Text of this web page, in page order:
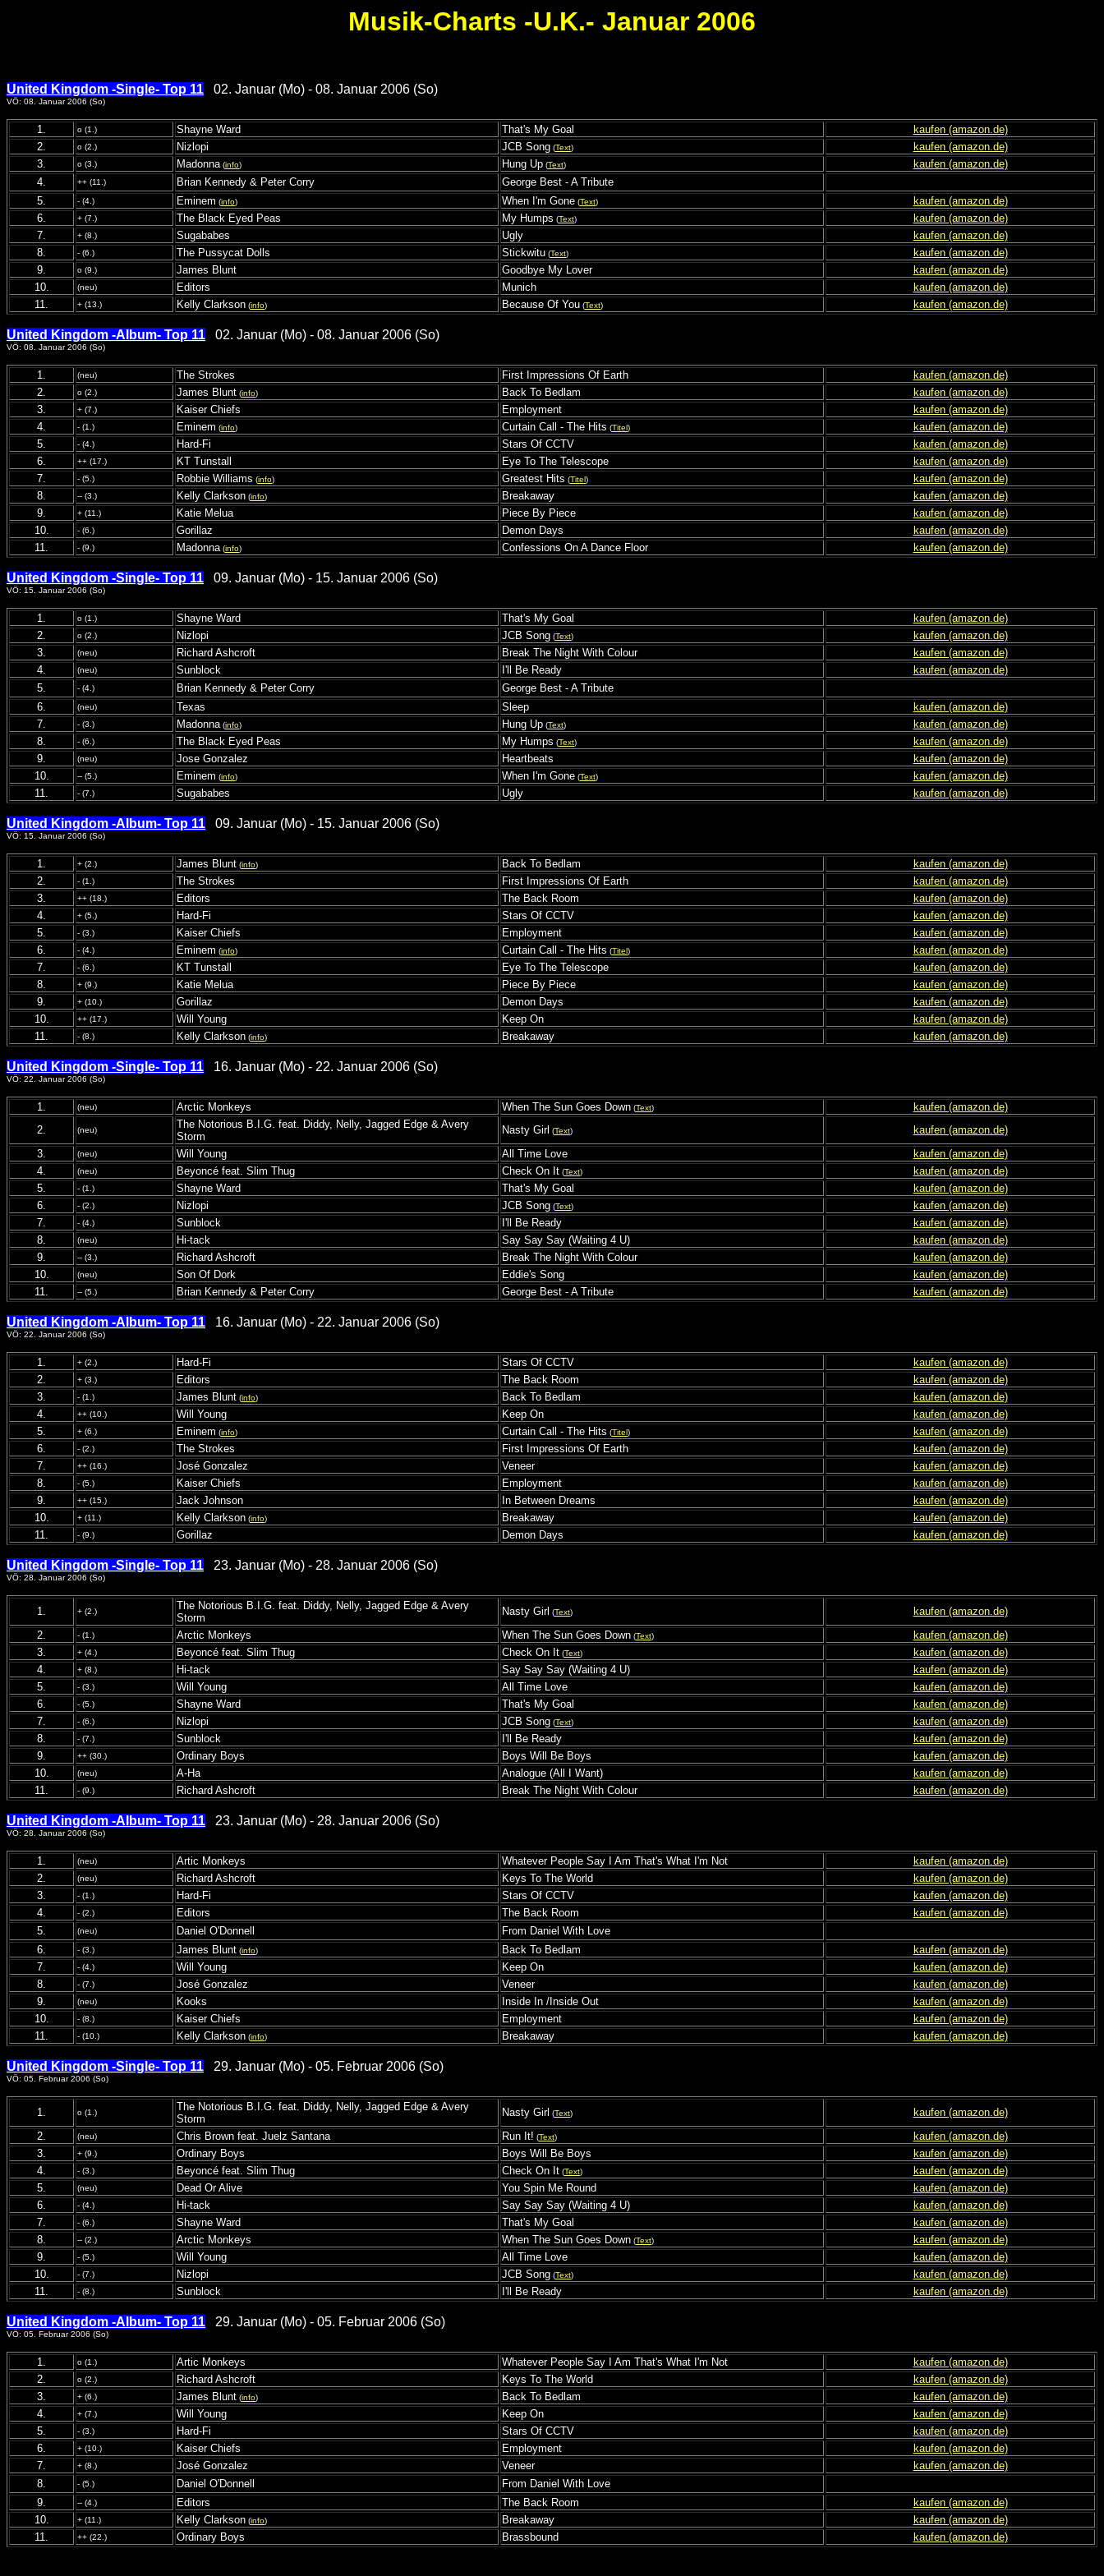
Musik-Charts -U.K.- Januar 2006
United Kingdom -Single- Top 11 02. Januar (Mo) - 08. Januar 2006 (So)
VÖ: 08. Januar 2006 (So)
1. o (1.) Shayne Ward That's My Goal
kaufen (amazon.de)
2.
o (2.) Nizlopi JCB Song (Text)
kaufen (amazon.de)
3.
o (3.) Madonna(info) Hung Up (Text)
kaufen (amazon.de)
4.
++ (11.) Brian Kennedy & Peter Corry
George Best - A Tribute
5.
- (4.) Eminem (info) When I'm Gone (Text)
kaufen (amazon.de)
6.
+ (7.) The Black Eyed Peas My Humps (Text)
kaufen (amazon.de)
7.
+ (8.) Sugababes Ugly
kaufen (amazon.de)
8.
- (6.) The Pussycat Dolls Stickwitu (Text)
kaufen (amazon.de)
9.
o (9.) James Blunt Goodbye My Lover
kaufen (amazon.de)
10.
(neu) Editors Munich
kaufen (amazon.de)
11.
+ (13.) Kelly Clarkson (info) Because Of You (Text) kaufen (amazon.de)
United Kingdom -Album- Top 11 02. Januar (Mo) - 08. Januar 2006 (So)
VÖ: 08. Januar 2006 (So)
1. (neu) The Strokes First Impressions Of Earth
kaufen (amazon.de)
2.
o (2.) James Blunt (info) Back To Bedlam
kaufen (amazon.de)
3.
+ (7.) Kaiser Chiefs Employment
kaufen (amazon.de)
4.
- (1.) Eminem (info) Curtain Call - The Hits (Titel )
kaufen (amazon.de)
5.
- (4.) Hard-Fi Stars Of CCTV
kaufen (amazon.de)
6.
++ (17.) KT Tunstall Eye To The Telescope
kaufen (amazon.de)
7.
- (5.) Robbie Williams (info) Greatest Hits (Titel )
kaufen (amazon.de)
8.
-- (3.) Kelly Clarkson (info) Breakaway
kaufen (amazon.de)
9.
+ (11.) Katie Melua Piece By Piece
kaufen (amazon.de)
10.
- (6.) Gorillaz Demon Days
kaufen (amazon.de)
11.
- (9.) Madonna(info) Confessions On A Dance Floor kaufen (amazon.de)
United Kingdom -Single- Top 11 09. Januar (Mo) - 15. Januar 2006 (So)
VÖ: 15. Januar 2006 (So)
1. o (1.) Shayne Ward That's My Goal
kaufen (amazon.de)
2.
o (2.) Nizlopi JCB Song (Text)
kaufen (amazon.de)
3.
(neu) Richard Ashcroft Break The Night With Colour
kaufen (amazon.de)
4.
(neu) Sunblock I'll Be Ready
kaufen (amazon.de)
5.
- (4.) Brian Kennedy & Peter Corry
George Best - A Tribute
6.
(neu) Texas Sleep
kaufen (amazon.de)
7.
- (3.) Madonna(info) Hung Up (Text)
kaufen (amazon.de)
8.
- (6.) The Black Eyed Peas My Humps (Text)
kaufen (amazon.de)
9.
(neu) Jose Gonzalez Heartbeats
kaufen (amazon.de)
10.
-- (5.) Eminem (info) When I'm Gone (Text)
kaufen (amazon.de)
11.
- (7.) Sugababes Ugly kaufen (amazon.de)
United Kingdom -Album- Top 11 09. Januar (Mo) - 15. Januar 2006 (So)
VÖ: 15. Januar 2006 (So)
1. + (2.) James Blunt (info) Back To Bedlam
kaufen (amazon.de)
2.
- (1.) The Strokes First Impressions Of Earth
kaufen (amazon.de)
3.
++ (18.) Editors The Back Room
kaufen (amazon.de)
4.
+ (5.) Hard-Fi Stars Of CCTV
kaufen (amazon.de)
5.
- (3.) Kaiser Chiefs Employment
kaufen (amazon.de)
6.
- (4.) Eminem (info) Curtain Call - The Hits (Titel )
kaufen (amazon.de)
7.
- (6.) KT Tunstall Eye To The Telescope
kaufen (amazon.de)
8.
+ (9.) Katie Melua Piece By Piece
kaufen (amazon.de)
9.
+ (10.) Gorillaz Demon Days
kaufen (amazon.de)
10.
++ (17.) Will Young Keep On
kaufen (amazon.de)
11.
- (8.) Kelly Clarkson (info) Breakaway kaufen (amazon.de)
United Kingdom -Single- Top 11 16. Januar (Mo) - 22. Januar 2006 (So)
VÖ: 22. Januar 2006 (So)
1. (neu) Arctic Monkeys When The Sun Goes Down (Text)
kaufen (amazon.de)
2.
(neu)
The Notorious B.I.G. feat. Diddy, Nelly, Jagged Edge & Avery
Storm
Nasty Girl (Text)
kaufen (amazon.de)
3.
(neu) Will Young All Time Love
kaufen (amazon.de)
4.
(neu) Beyoncé feat. Slim Thug Check On It (Text)
kaufen (amazon.de)
5.
- (1.) Shayne Ward That's My Goal
kaufen (amazon.de)
6.
- (2.) Nizlopi JCB Song (Text)
kaufen (amazon.de)
7.
- (4.) Sunblock I'll Be Ready
kaufen (amazon.de)
8.
(neu) Hi-tack Say Say Say (Waiting 4 U)
kaufen (amazon.de)
9.
-- (3.) Richard Ashcroft Break The Night With Colour
kaufen (amazon.de)
10.
(neu) Son Of Dork Eddie's Song
kaufen (amazon.de)
11.
-- (5.) Brian Kennedy & Peter Corry George Best - A Tribute kaufen (amazon.de)
United Kingdom -Album- Top 11 16. Januar (Mo) - 22. Januar 2006 (So)
VÖ: 22. Januar 2006 (So)
1. + (2.) Hard-Fi Stars Of CCTV
kaufen (amazon.de)
2.
+ (3.) Editors The Back Room
kaufen (amazon.de)
3.
- (1.) James Blunt (info) Back To Bedlam
kaufen (amazon.de)
4.
++ (10.) Will Young Keep On
kaufen (amazon.de)
5.
+ (6.) Eminem (info) Curtain Call - The Hits (Titel )
kaufen (amazon.de)
6.
- (2.) The Strokes First Impressions Of Earth
kaufen (amazon.de)
7.
++ (16.) José Gonzalez Veneer
kaufen (amazon.de)
8.
- (5.) Kaiser Chiefs Employment
kaufen (amazon.de)
9.
++ (15.) Jack Johnson In Between Dreams
kaufen (amazon.de)
10.
+ (11.) Kelly Clarkson (info) Breakaway
kaufen (amazon.de)
11.
- (9.) Gorillaz Demon Days kaufen (amazon.de)
United Kingdom -Single- Top 11 23. Januar (Mo) - 28. Januar 2006 (So)
VÖ: 28. Januar 2006 (So)
1. + (2.)
The Notorious B.I.G. feat. Diddy, Nelly, Jagged Edge & Avery
Storm
Nasty Girl (Text)
kaufen (amazon.de)
2.
- (1.) Arctic Monkeys When The Sun Goes Down (Text)
kaufen (amazon.de)
3.
+ (4.) Beyoncé feat. Slim Thug Check On It (Text)
kaufen (amazon.de)
4.
+ (8.) Hi-tack Say Say Say (Waiting 4 U)
kaufen (amazon.de)
5.
- (3.) Will Young All Time Love
kaufen (amazon.de)
6.
- (5.) Shayne Ward That's My Goal
kaufen (amazon.de)
7.
- (6.) Nizlopi JCB Song (Text)
kaufen (amazon.de)
8.
- (7.) Sunblock I'll Be Ready
kaufen (amazon.de)
9.
++ (30.) Ordinary Boys Boys Will Be Boys
kaufen (amazon.de)
10.
(neu) A-Ha Analogue (All I Want)
kaufen (amazon.de)
11.
- (9.) Richard Ashcroft Break The Night With Colour kaufen (amazon.de)
United Kingdom -Album- Top 11 23. Januar (Mo) - 28. Januar 2006 (So)
VÖ: 28. Januar 2006 (So)
1. (neu) Artic Monkeys Whatever People Say I Am That's What I'm Not
kaufen (amazon.de)
2.
(neu) Richard Ashcroft Keys To The World
kaufen (amazon.de)
3.
- (1.) Hard-Fi Stars Of CCTV
kaufen (amazon.de)
4.
- (2.) Editors The Back Room
kaufen (amazon.de)
5.
(neu) Daniel O'Donnell
From Daniel With Love
6.
- (3.) James Blunt (info) Back To Bedlam
kaufen (amazon.de)
7.
- (4.) Will Young Keep On
kaufen (amazon.de)
8.
- (7.) José Gonzalez Veneer
kaufen (amazon.de)
9.
(neu) Kooks Inside In /Inside Out
kaufen (amazon.de)
10.
- (8.) Kaiser Chiefs Employment
kaufen (amazon.de)
11.
- (10.) Kelly Clarkson (info) Breakaway kaufen (amazon.de)
United Kingdom -Single- Top 11 29. Januar (Mo) - 05. Februar 2006 (So)
VÖ: 05. Februar 2006 (So)
1. o (1.)
The Notorious B.I.G. feat. Diddy, Nelly, Jagged Edge & Avery
Storm
Nasty Girl (Text)
kaufen (amazon.de)
2.
(neu) Chris Brown feat. Juelz Santana Run It! (Text)
kaufen (amazon.de)
3.
+ (9.) Ordinary Boys Boys Will Be Boys
kaufen (amazon.de)
4.
- (3.) Beyoncé feat. Slim Thug Check On It (Text)
kaufen (amazon.de)
5.
(neu) Dead Or Alive You Spin Me Round
kaufen (amazon.de)
6.
- (4.) Hi-tack Say Say Say (Waiting 4 U)
kaufen (amazon.de)
7.
- (6.) Shayne Ward That's My Goal
kaufen (amazon.de)
8.
-- (2.) Arctic Monkeys When The Sun Goes Down (Text)
kaufen (amazon.de)
9.
- (5.) Will Young All Time Love
kaufen (amazon.de)
10.
- (7.) Nizlopi JCB Song (Text)
kaufen (amazon.de)
11.
- (8.) Sunblock I'll Be Ready kaufen (amazon.de)
United Kingdom -Album- Top 11 29. Januar (Mo) - 05. Februar 2006 (So)
VÖ: 05. Februar 2006 (So)
1. o (1.) Artic Monkeys Whatever People Say I Am That's What I'm Not
kaufen (amazon.de)
2.
o (2.) Richard Ashcroft Keys To The World
kaufen (amazon.de)
3.
+ (6.) James Blunt (info) Back To Bedlam
kaufen (amazon.de)
4.
+ (7.) Will Young Keep On
kaufen (amazon.de)
5.
- (3.) Hard-Fi Stars Of CCTV
kaufen (amazon.de)
6.
+ (10.) Kaiser Chiefs Employment
kaufen (amazon.de)
7.
+ (8.) José Gonzalez Veneer
kaufen (amazon.de)
8.
- (5.) Daniel O'Donnell
From Daniel With Love
9.
-- (4.) Editors The Back Room
kaufen (amazon.de)
10.
+ (11.) Kelly Clarkson (info) Breakaway
kaufen (amazon.de)
11.
++ (22.) Ordinary Boys Brassbound kaufen (amazon.de)